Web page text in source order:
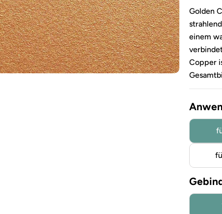
Golden
einem
Copper